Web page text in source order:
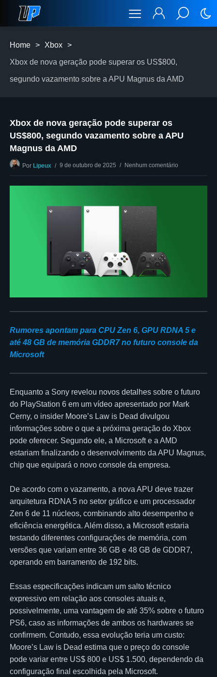
Home > Xbox >
Xbox de nova geração pode superar os US$800,
segundo vazamento sobre a APU Magnus da AMD
Xbox de nova geração pode superar os
US$800, segundo vazamento sobre a APU
Magnus da AMD
Por Lipeux 9 de outubro de 2025 Nenhum comentário
Rumores apontam para CPU Zen 6, GPU RDNA 5 e
até 48 GB de memória GDDR7 no futuro console da
Microsoft
Enquanto a Sony revelou novos detalhes sobre o futuro
do PlayStation 6 em um vídeo apresentado por Mark
Cerny, o insider Moore’s Law is Dead divulgou
informações sobre o que a próxima geração do Xbox
pode oferecer. Segundo ele, a Microsoft e a AMD
estariam finalizando o desenvolvimento da APU Magnus,
chip que equipará o novo console da empresa.
De acordo com o vazamento, a nova APU deve trazer
arquitetura RDNA 5 no setor gráfico e um processador
Zen 6 de 11 núcleos, combinando alto desempenho e
eficiência energética. Além disso, a Microsoft estaria
testando diferentes configurações de memória, com
versões que variam entre 36 GB e 48 GB de GDDR7,
operando em barramento de 192 bits.
Essas especificações indicam um salto técnico
expressivo em relação aos consoles atuais e,
possivelmente, uma vantagem de até 35% sobre o futuro
PS6, caso as informações de ambos os hardwares se
confirmem. Contudo, essa evolução teria um custo:
Moore’s Law is Dead estima que o preço do console
pode variar entre US$ 800 e US$ 1.500, dependendo da
configuração final escolhida pela Microsoft.